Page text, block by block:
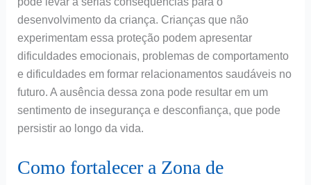
desenvolvimento da criança. Crianças que não
experimentam essa proteção podem apresentar
dificuldades emocionais, problemas de comportamento
e dificuldades em formar relacionamentos saudáveis no
futuro. A ausência dessa zona pode resultar em um
sentimento de insegurança e desconfiança, que pode
persistir ao longo da vida.
Como fortalecer a Zona de